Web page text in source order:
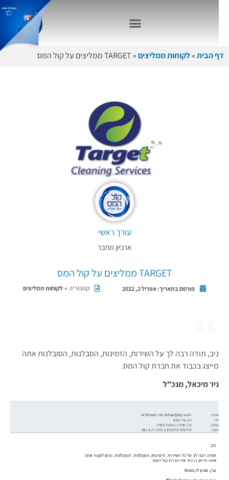
דף הבית»לקוחות ממליצים»
עורך ראשי
ארכיון מחבר
TARGET ממליצים על קול המס
פורסם בתאריך:אפריל 2, 2022 קטגוריה » לקוחות ממליצים
ניב, תודה רבה לך על השירות, הזמינות, הסבלנות, הסובלנות אתה
מייצג בכבוד את חברת קול המס.
ניר מיכאל, מנכ"ל